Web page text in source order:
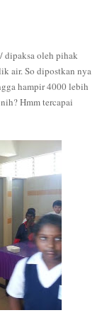
dipaksa oleh pihak
air. So dipostkan nya
hampir 4000 lebih
Hmm tercapai